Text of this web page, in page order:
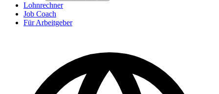
Lohnrechner
Job Coach
Für Arbeitgeber